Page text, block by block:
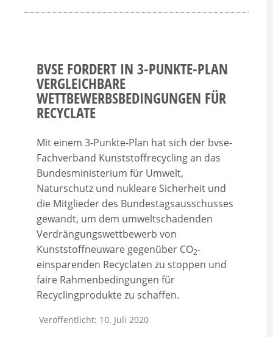
BVSE FORDERT IN 3-PUNKTE-PLAN
VERGLEICHBARE
WETTBEWERBSBEDINGUNGEN FÜR
RECYCLATE
Mit einem 3-Punkte-Plan hat sich der bvse-
Fachverband Kunststoffrecycling an das
Bundesministerium für Umwelt,
Naturschutz und nukleare Sicherheit und
die Mitglieder des Bundestagsausschusses
gewandt, um dem umweltschadenden
Verdrängungswettbewerb von
Kunststoffneuware gegenüber CO2-
einsparenden Recyclaten zu stoppen und
faire Rahmenbedingungen für
Recyclingprodukte zu schaffen.
Veröffentlicht: 10. Juli 2020